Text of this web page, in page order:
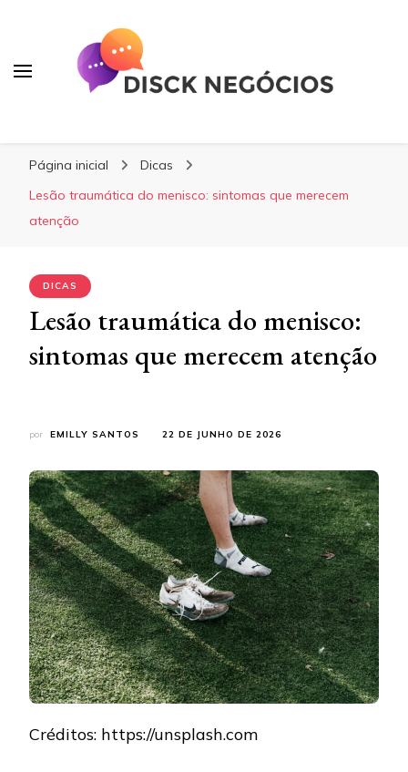
Página inicial
Dicas
Lesão traumática do menisco: sintomas que merecem
atenção
DICAS
Lesão traumática do menisco:
sintomas que merecem atenção
por EMILLY SANTOS 22 DE JUNHO DE 2026
Créditos: https://unsplash.com